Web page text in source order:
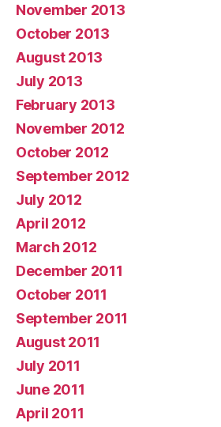
November 2013
October 2013
August 2013
July 2013
February 2013
November 2012
October 2012
September 2012
July 2012
April 2012
March 2012
December 2011
October 2011
September 2011
August 2011
July 2011
June 2011
April 2011